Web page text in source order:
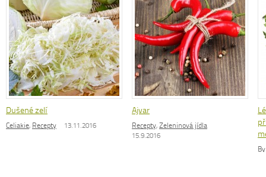
Dušené zelí
Celiakie, Recepty 13.11.2016
Ajvar
Recepty, Zeleninová jídla
15.9.2016